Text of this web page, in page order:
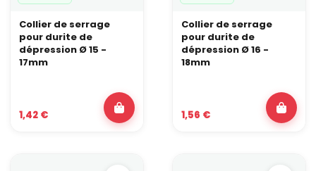
Collier de serrage
pour durite de
dépression Ø 15 -
17mm
1,42 €
Collier de serrage
pour durite de
dépression Ø 16 -
18mm
1,56 €